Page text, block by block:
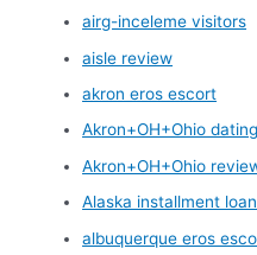
airg-inceleme visitors
aisle review
akron eros escort
Akron+OH+Ohio dating
Akron+OH+Ohio
Alaska installment
albuquerque eros